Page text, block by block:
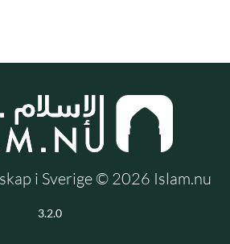
i Sverige © 2026 Islam.nu
3.2.0